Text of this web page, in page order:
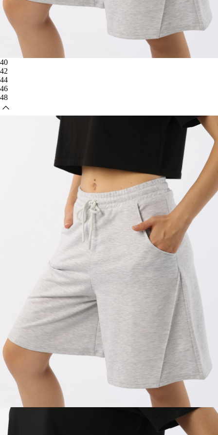
40
42
44
46
48